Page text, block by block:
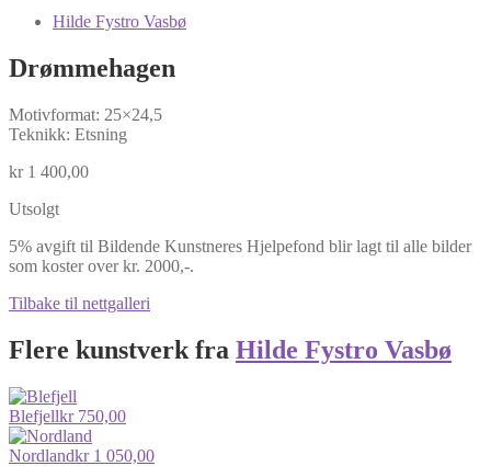
Hilde Fystro Vasbø
Drømmehagen
Motivformat: 25×24,5
Teknikk: Etsning
kr1 400,00
Utsolgt
5% avgift til Bildende Kunstneres Hjelpefond blir lagt til alle bilder
som koster over kr. 2000,-.
Tilbake til nettgalleri
Flere kunstverk fra Hilde Fystro Vasbø
Blefjellkr750,00
Nordlandkr1 050,00